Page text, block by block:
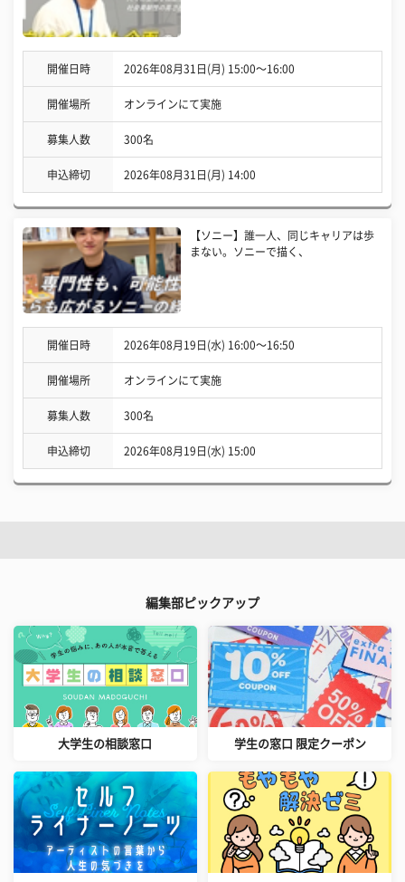
開催日時 2026年08月31日(月) 15:00〜16:00
開催場所 オンラインにて実施
募集人数 300名
申込締切 2026年08月31日(月) 14:00
【ソニー】誰一人、同じキャリアは歩
まない。ソニーで描く、
開催日時 2026年08月19日(水) 16:00〜16:50
開催場所 オンラインにて実施
募集人数 300名
申込締切 2026年08月19日(水) 15:00
編集部ピックアップ
大学生の相談窓口 学生の窓口 限定クーポン